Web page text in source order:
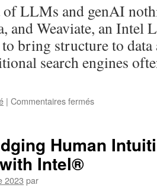
Optimizations
of LLMs and genAI
and Weaviate, an Intel
bring structure to data
search engines
| Commentaires ferméssur
Vector
Human
Intel®
2023 par